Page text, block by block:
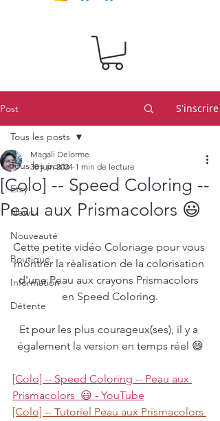
Post S'inscrire
Tous les posts
Etsy
News
Nouveauté
Boutique
Information
Détente
Tous les posts
[Colo] -- Speed Coloring --
Peau aux Prismacolors 😃
Magali Delorme
30 juin 2024 1 min de lecture
Cette petite vidéo Coloriage pour vous
montrer la réalisation de la colorisation
d'une Peau aux crayons Prismacolors
en Speed Coloring.
Et pour les plus courageux(ses), il y a
également la version en temps réel 😄
[Colo] -- Speed Coloring -- Peau aux
Prismacolors  😃 - YouTube
[Colo] -- Tutoriel Peau aux Prismacolors